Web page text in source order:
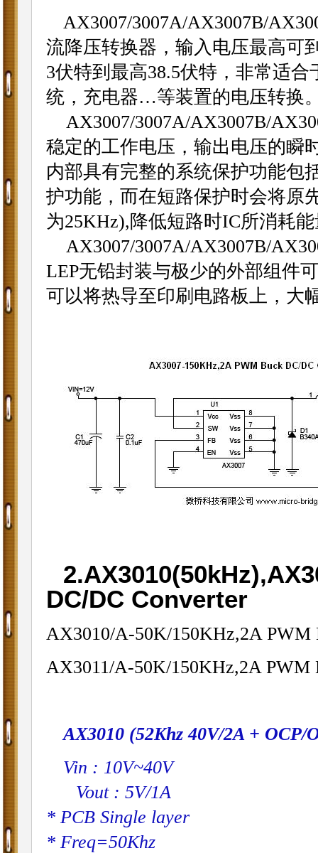
AX3007/3007A/AX3007B/AX
流降压转换器，输入电压最高可
3伏特到最高38.5伏特，非常适合
统，充电器…等装置的电压转换
AX3007/3007A/AX3007B/AX
稳定的工作电压，输出电压的瞬
内部具有完整的系统保护功能包
护功能，而在短路保护时会将原
为25KHz),降低短路时IC所消耗
AX3007/3007A/AX3007B/AX
LEP无铅封装与极少的外部组件
可以将热导至印刷电路板上，大
DC/DC Converter
AX3010/A-50K/150KHz,2A PWM
AX3011/A-50K/150KHz,2A PWM
AX3010 (52Khz 40V/2A +
Vin : 10V~40V
Vout : 5V/1A
* PCB Single layer
* Freq=50Khz